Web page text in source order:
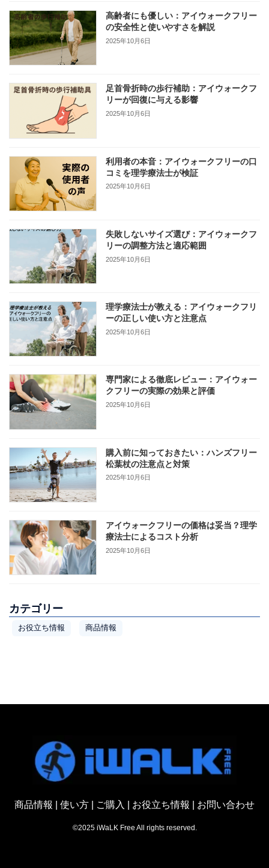
高齢者にも優しい：アイウォークフリー
の安全性と使いやすさを解説
2025年10月6日
足首骨折時の歩行補助：アイウォークフ
リーが回復に与える影響
2025年10月6日
利用者の本音：アイウォークフリーの口
コミを理学療法士が検証
2025年10月6日
失敗しないサイズ選び：アイウォークフ
リーの調整方法と適応範囲
2025年10月6日
理学療法士が教える：アイウォークフリ
ーの正しい使い方と注意点
2025年10月6日
専門家による徹底レビュー：アイウォー
クフリーの実際の効果と評価
2025年10月6日
購入前に知っておきたい：ハンズフリー
松葉杖の注意点と対策
2025年10月6日
アイウォークフリーの価格は妥当？理学
療法士によるコスト分析
2025年10月6日
カテゴリー
お役立ち情報 商品情報
商品情報 使い方 ご購入 お役立ち情報 お問い合わせ
©2025 iWaLK Free All rights reserved.